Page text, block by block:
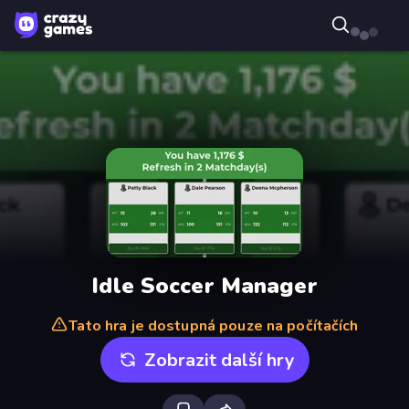
Idle Soccer Manager
Tato hra je dostupná pouze na počítačích
Zobrazit další hry